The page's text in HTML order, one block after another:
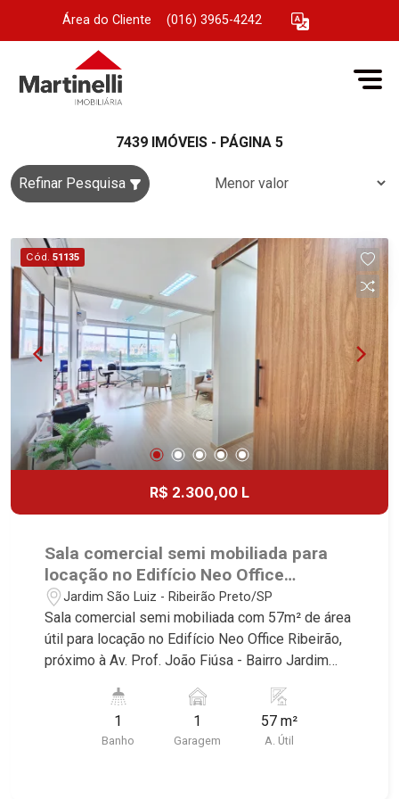
Área do Cliente (016) 3965-4242
7439 IMÓVEIS - PÁGINA 5
Refinar Pesquisa
Cód. 51135
R$ 2.300,00 L
Sala comercial semi mobiliada para
locação no Edifício Neo Office
Ribeirão, próximo à Av. Prof. João
Fiúsa - Ribeirão Preto/SP.
Jardim São Luiz - Ribeirão Preto/SP
Sala comercial semi mobiliada com 57m² de área
útil para locação no Edifício Neo Office Ribeirão,
próximo à Av. Prof. João Fiúsa - Bairro Jardim
características deste imóvel que a Martinelli
Imobiliária selecionou para você: - 57m² de área
1
Banho
1
Garagem
57 m²
A. Útil